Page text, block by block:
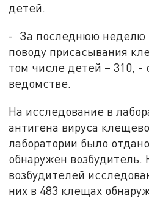
детей.
- За последнюю неделю
поводу присасывания
том числе детей – 310, -
ведомстве.
На исследование в
антигена вируса
лаборатории было
обнаружен возбудитель.
возбудителей
них в 483 клещах